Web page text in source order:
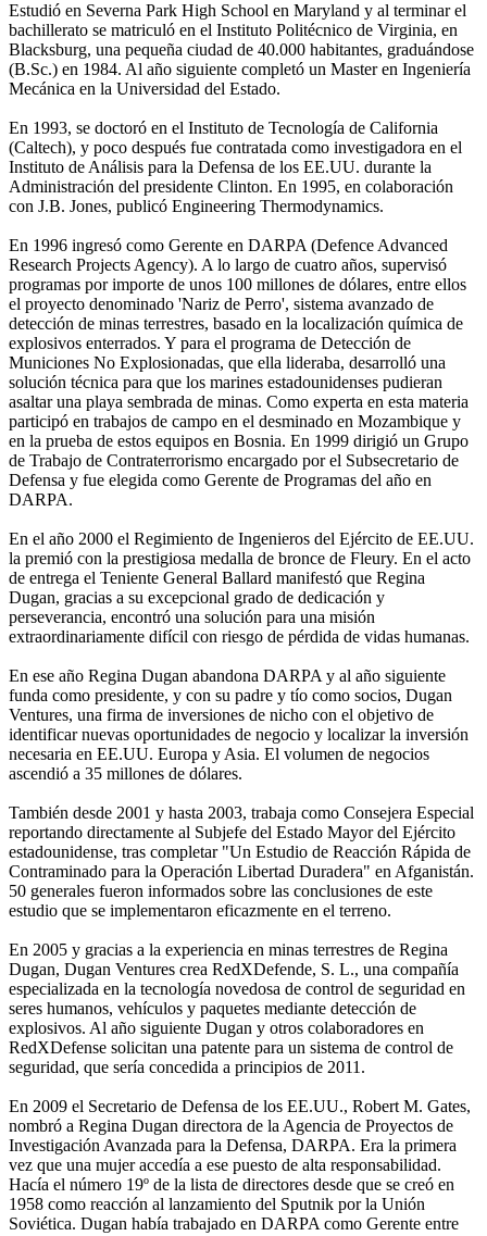
Estudió en Severna Park High School en Maryland y al terminar el
bachillerato se matriculó en el Instituto Politécnico de Virginia, en
Blacksburg, una pequeña ciudad de 40.000 habitantes, graduándose
(B.Sc.) en 1984. Al año siguiente completó un Master en Ingeniería
Mecánica en la Universidad del Estado.
En 1993, se doctoró en el Instituto de Tecnología de California
(Caltech), y poco después fue contratada como investigadora en el
Instituto de Análisis para la Defensa de los EE.UU. durante la
Administración del presidente Clinton. En 1995, en colaboración
con J.B. Jones, publicó Engineering Thermodynamics.
En 1996 ingresó como Gerente en DARPA (Defence Advanced
Research Projects Agency). A lo largo de cuatro años, supervisó
programas por importe de unos 100 millones de dólares, entre ellos
el proyecto denominado 'Nariz de Perro', sistema avanzado de
detección de minas terrestres, basado en la localización química de
explosivos enterrados. Y para el programa de Detección de
Municiones No Explosionadas, que ella lideraba, desarrolló una
solución técnica para que los marines estadounidenses pudieran
asaltar una playa sembrada de minas. Como experta en esta materia
participó en trabajos de campo en el desminado en Mozambique y
en la prueba de estos equipos en Bosnia. En 1999 dirigió un Grupo
de Trabajo de Contraterrorismo encargado por el Subsecretario de
Defensa y fue elegida como Gerente de Programas del año en
DARPA.
En el año 2000 el Regimiento de Ingenieros del Ejército de EE.UU.
la premió con la prestigiosa medalla de bronce de Fleury. En el acto
de entrega el Teniente General Ballard manifestó que Regina
Dugan, gracias a su excepcional grado de dedicación y
perseverancia, encontró una solución para una misión
extraordinariamente difícil con riesgo de pérdida de vidas humanas.
En ese año Regina Dugan abandona DARPA y al año siguiente
funda como presidente, y con su padre y tío como socios, Dugan
Ventures, una firma de inversiones de nicho con el objetivo de
identificar nuevas oportunidades de negocio y localizar la inversión
necesaria en EE.UU. Europa y Asia. El volumen de negocios
ascendió a 35 millones de dólares.
También desde 2001 y hasta 2003, trabaja como Consejera Especial
reportando directamente al Subjefe del Estado Mayor del Ejército
estadounidense, tras completar "Un Estudio de Reacción Rápida de
Contraminado para la Operación Libertad Duradera" en Afganistán.
50 generales fueron informados sobre las conclusiones de este
estudio que se implementaron eficazmente en el terreno.
En 2005 y gracias a la experiencia en minas terrestres de Regina
Dugan, Dugan Ventures crea RedXDefende, S. L., una compañía
especializada en la tecnología novedosa de control de seguridad en
seres humanos, vehículos y paquetes mediante detección de
explosivos. Al año siguiente Dugan y otros colaboradores en
RedXDefense solicitan una patente para un sistema de control de
seguridad, que sería concedida a principios de 2011.
En 2009 el Secretario de Defensa de los EE.UU., Robert M. Gates,
nombró a Regina Dugan directora de la Agencia de Proyectos de
Investigación Avanzada para la Defensa, DARPA. Era la primera
vez que una mujer accedía a ese puesto de alta responsabilidad.
Hacía el número 19º de la lista de directores desde que se creó en
1958 como reacción al lanzamiento del Sputnik por la Unión
Soviética. Dugan había trabajado en DARPA como Gerente entre